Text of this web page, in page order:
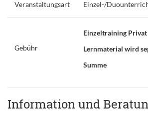
Veranstaltungsart Einzel-/
Gebühr
Einzeltraining Privat
Lernmaterial wird
Summe
Information und